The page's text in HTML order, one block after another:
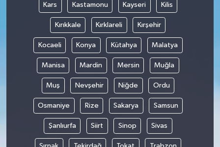
Kars Kastamonu Kayseri Kilis
Kırıkkale Kırklareli Kırşehir
Kocaeli Konya Kütahya Malatya
Manisa Mardin Mersin Muğla
Muş Nevşehir Niğde Ordu
Osmaniye Rize Sakarya Samsun
Şanlıurfa Siirt Sinop Sivas